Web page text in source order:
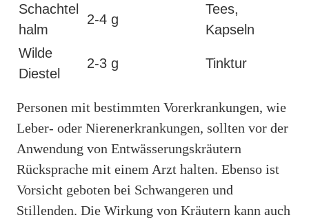
Schachtel
halm
2-4 g
Tees,
Kapseln
Wilde
Diestel
2-3 g Tinktur
Personen mit bestimmten Vorerkrankungen, wie
Leber- oder Nierenerkrankungen, sollten vor der
Anwendung von Entwässerungskräutern
Rücksprache mit einem Arzt halten. Ebenso ist
Vorsicht geboten bei Schwangeren und
Stillenden. Die Wirkung von Kräutern kann auch